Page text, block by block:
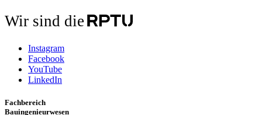
Wir sind die
Instagram
Facebook
YouTube
LinkedIn
Fachbereich
Bauingenieurwesen